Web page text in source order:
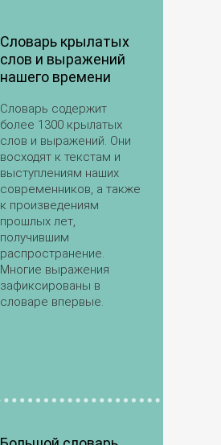
Словарь крылатых
слов и выражений
нашего времени
Словарь содержит
более 1300 крылатых
слов и выражений. Они
восходят к текстам и
выступлениям наших
современников, а также
к произведениям
прошлых лет,
получившим
распространение.
Многие выражения
зафиксированы в
словаре впервые.